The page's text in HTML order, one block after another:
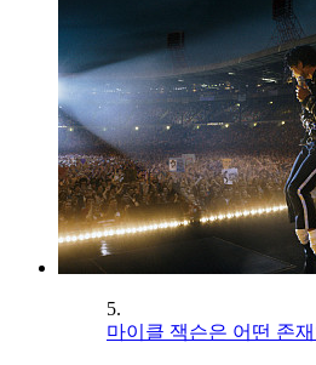
5.
마이클 잭슨은 어떤 존